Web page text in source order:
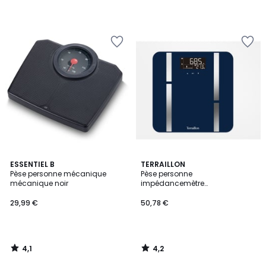
ESSENTIEL B
Pèse personne mécanique
mécanique noir
29,99 €
4,1
/ 5
4,1
/
TERRAILLON
Pèse personne
impédancemètre
50,78 €
4,2
/ 5
4,2
/